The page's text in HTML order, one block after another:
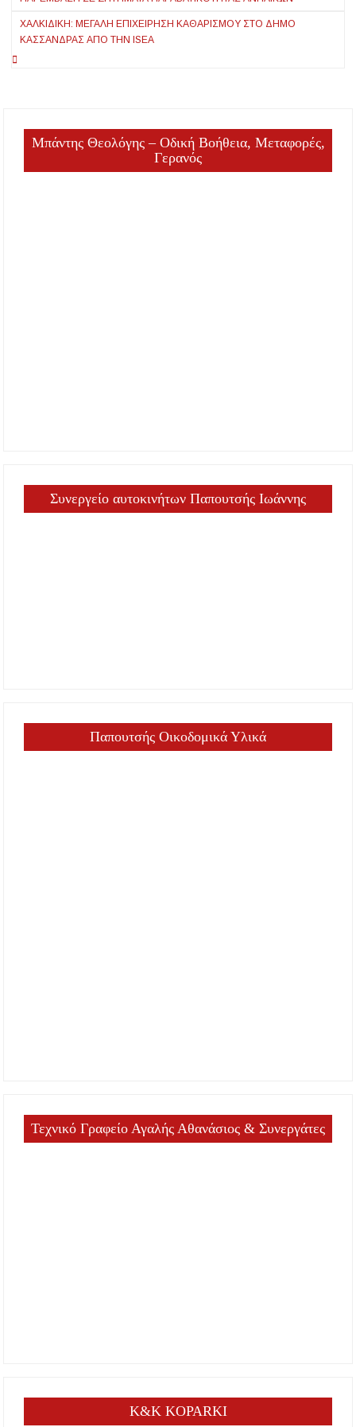
ΧΑΛΚΙΔΙΚΉ: ΜΕΓΆΛΗ ΕΠΙΧΕΊΡΗΣΗ ΚΑΘΑΡΙΣΜΟΎ ΣΤΟ ΔΉΜΟ
ΚΑΣΣΆΝΔΡΑΣ ΑΠΌ ΤΗΝ ISEA
Μπάντης Θεολόγης – Οδική Βοήθεια, Μεταφορές,
Γερανός
Συνεργείο αυτοκινήτων Παπουτσής Ιωάννης
Παπουτσής Οικοδομικά Υλικά
Τεχνικό Γραφείο Αγαλής Αθανάσιος & Συνεργάτες
K&K KOPARKI